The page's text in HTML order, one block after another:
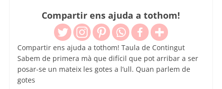
Compartir ens ajuda a tothom!
Compartir ens ajuda a tothom! Taula de Contingut
Sabem de primera mà que difícil que pot arribar a ser
posar-se un mateix les gotes a l’ull. Quan parlem de
gotes